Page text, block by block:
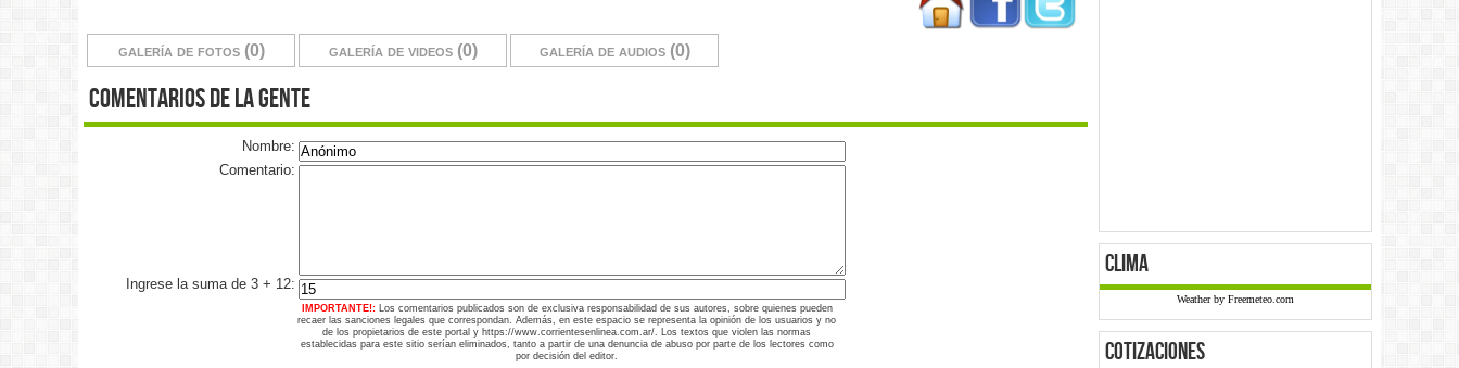
galería de fotos (0) galería de videos (0) galería de audios (0)
comentarios de la gente
Nombre:
Comentario:
Ingrese la suma de 3 + 12:
IMPORTANTE!:
Los comentarios publicados son de exclusiva responsabilidad de sus autores, sobre quienes pueden
recaer las sanciones legales que correspondan. Además, en este espacio se representa la opinión de los usuarios y no
de los propietarios de este portal y https://www.corrientesenlinea.com.ar/. Los textos que violen las normas
establecidas para este sitio serían eliminados, tanto a partir de una denuncia de abuso por parte de los lectores como
por decisión del editor.
clima
Weather by Freemeteo.com
cotizaciones